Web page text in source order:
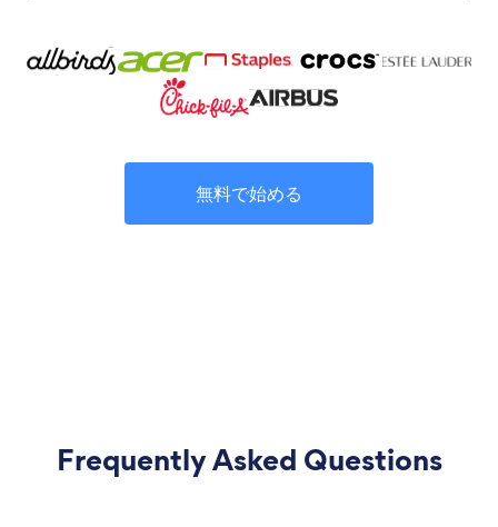
無料で始める
Frequently Asked Questions